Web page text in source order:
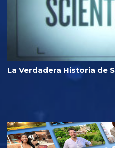
La Verdadera Historia de